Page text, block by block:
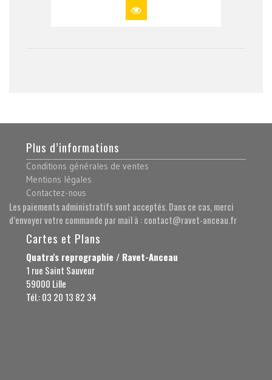
Plus d’informations
Conditions générales de ventes
Mentions légales
Contactez-nous
Les paiements administratifs sont acceptés. Dans ce cas, merci
d’envoyer votre commande par mail à : contact@ravet-anceau.fr
Cartes et Plans
Quatra's reprographie / Ravet-Anceau
1 rue Saint Sauveur
59000 Lille
Tél.: 03 20 13 82 34